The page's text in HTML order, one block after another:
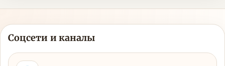
Соцсети и каналы